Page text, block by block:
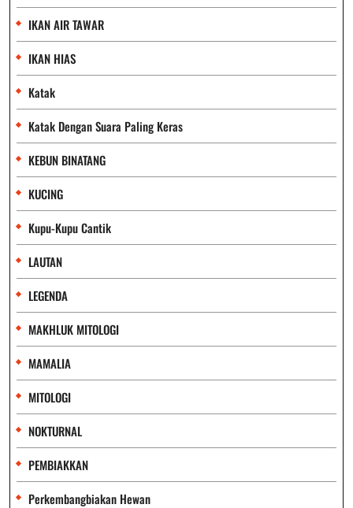
IKAN AIR TAWAR
IKAN HIAS
Katak
Katak Dengan Suara Paling Keras
KEBUN BINATANG
KUCING
Kupu-Kupu Cantik
LAUTAN
LEGENDA
MAKHLUK MITOLOGI
MAMALIA
MITOLOGI
NOKTURNAL
PEMBIAKKAN
Perkembangbiakan Hewan